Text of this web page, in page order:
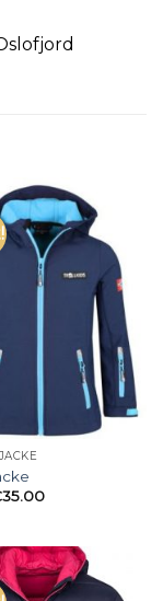
35.00